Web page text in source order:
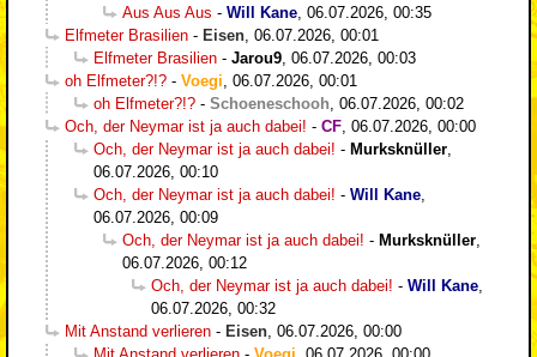
Aus Aus Aus - Will Kane 06.07.2026, 00:35
Elfmeter Brasilien - Eisen 06.07.2026, 00:01
Elfmeter Brasilien - Jarou9 06.07.2026, 00:03
oh Elfmeter?!? - Voegi 06.07.2026, 00:01
oh Elfmeter?!? - Schoeneschooh 06.07.2026, 00:02
Och, der Neymar ist ja auch dabei! - CF 06.07.2026, 00:00
Och, der Neymar ist ja auch dabei! - Murksknüller
06.07.2026, 00:10
Och, der Neymar ist ja auch dabei! - Will Kane
06.07.2026, 00:09
Och, der Neymar ist ja auch dabei! - Murksknüller
06.07.2026, 00:12
Och, der Neymar ist ja auch dabei! - Will Kane
06.07.2026, 00:32
Mit Anstand verlieren - Eisen 06.07.2026, 00:00